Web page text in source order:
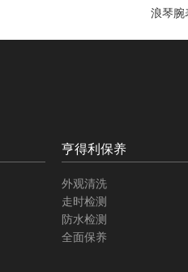
浪琴腕
亨得利保养
外观清洗
走时检测
防水检测
全面保养